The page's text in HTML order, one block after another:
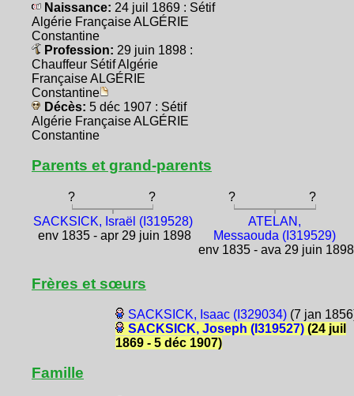
Naissance: 24 juil 1869 : Sétif
Algérie Française ALGÉRIE
Constantine
Profession: 29 juin 1898 :
Chauffeur Sétif Algérie
Française ALGÉRIE
Constantine
Décès: 5 déc 1907 : Sétif
Algérie Française ALGÉRIE
Constantine
Parents et grand-parents
? ? ?
?
SACKSICK, Israël (I319528)
env 1835 - apr 29 juin 1898
ATELAN,
Messaouda (I319529)
env 1835 - ava 29 juin 1898
Frères et sœurs
SACKSICK, Isaac (I329034)(7 jan
SACKSICK, Joseph (I319527)(24 juil
1869 - 5 déc 1907)
Famille